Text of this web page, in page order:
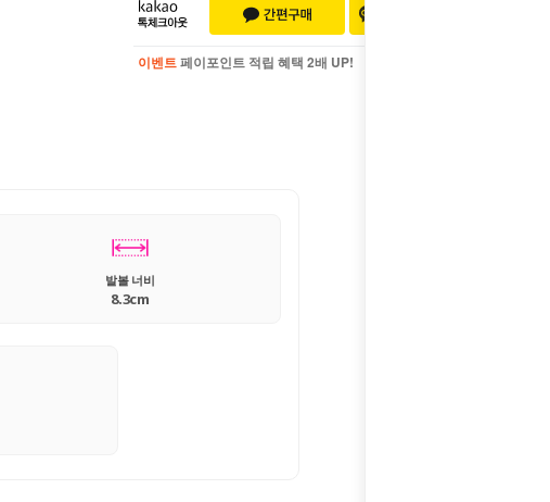
이벤트 페이포인트 적립 혜택 2배 UP!
발볼 너비
8.3cm